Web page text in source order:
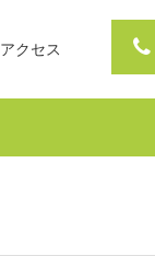
アクセス